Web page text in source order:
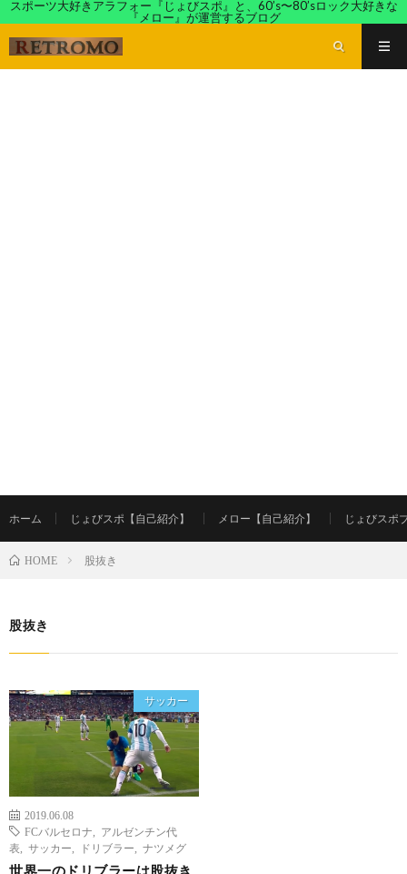
スポーツ大好きアラフォー『じょびスポ』と、60’s〜80’sロック大好きな
『メロー』が運営するブログ
ホーム じょびスポ【自己紹介】 メロー【自己紹介】 じょびスポ
HOME 股抜き
股抜き
サッカー
2019.06.08
FCバルセロナ
アルゼンチン代
表
サッカー ドリブラー ナツメグ
世界一のドリブラーは股抜き